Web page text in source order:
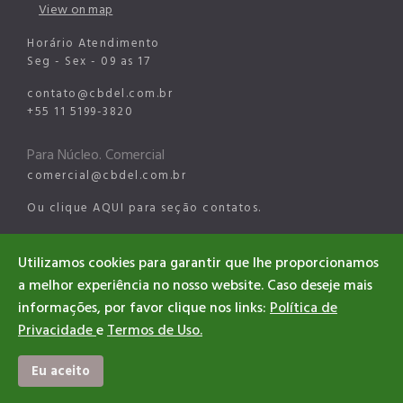
View on map
Horário Atendimento
Seg - Sex - 09 as 17
contato@cbdel.com.br
+55 11 5199-3820
Para Núcleo. Comercial
comercial@cbdel.com.br
Ou clique AQUI para seção contatos.
esports@cbdel.com.br
©2026 CBDEL. All rights reserved
Utilizamos cookies para garantir que lhe proporcionamos
a melhor experiência no nosso website. Caso deseje mais
informações, por favor clique nos links:Política de
PrivacidadeeTermos de Uso.
Eu aceito